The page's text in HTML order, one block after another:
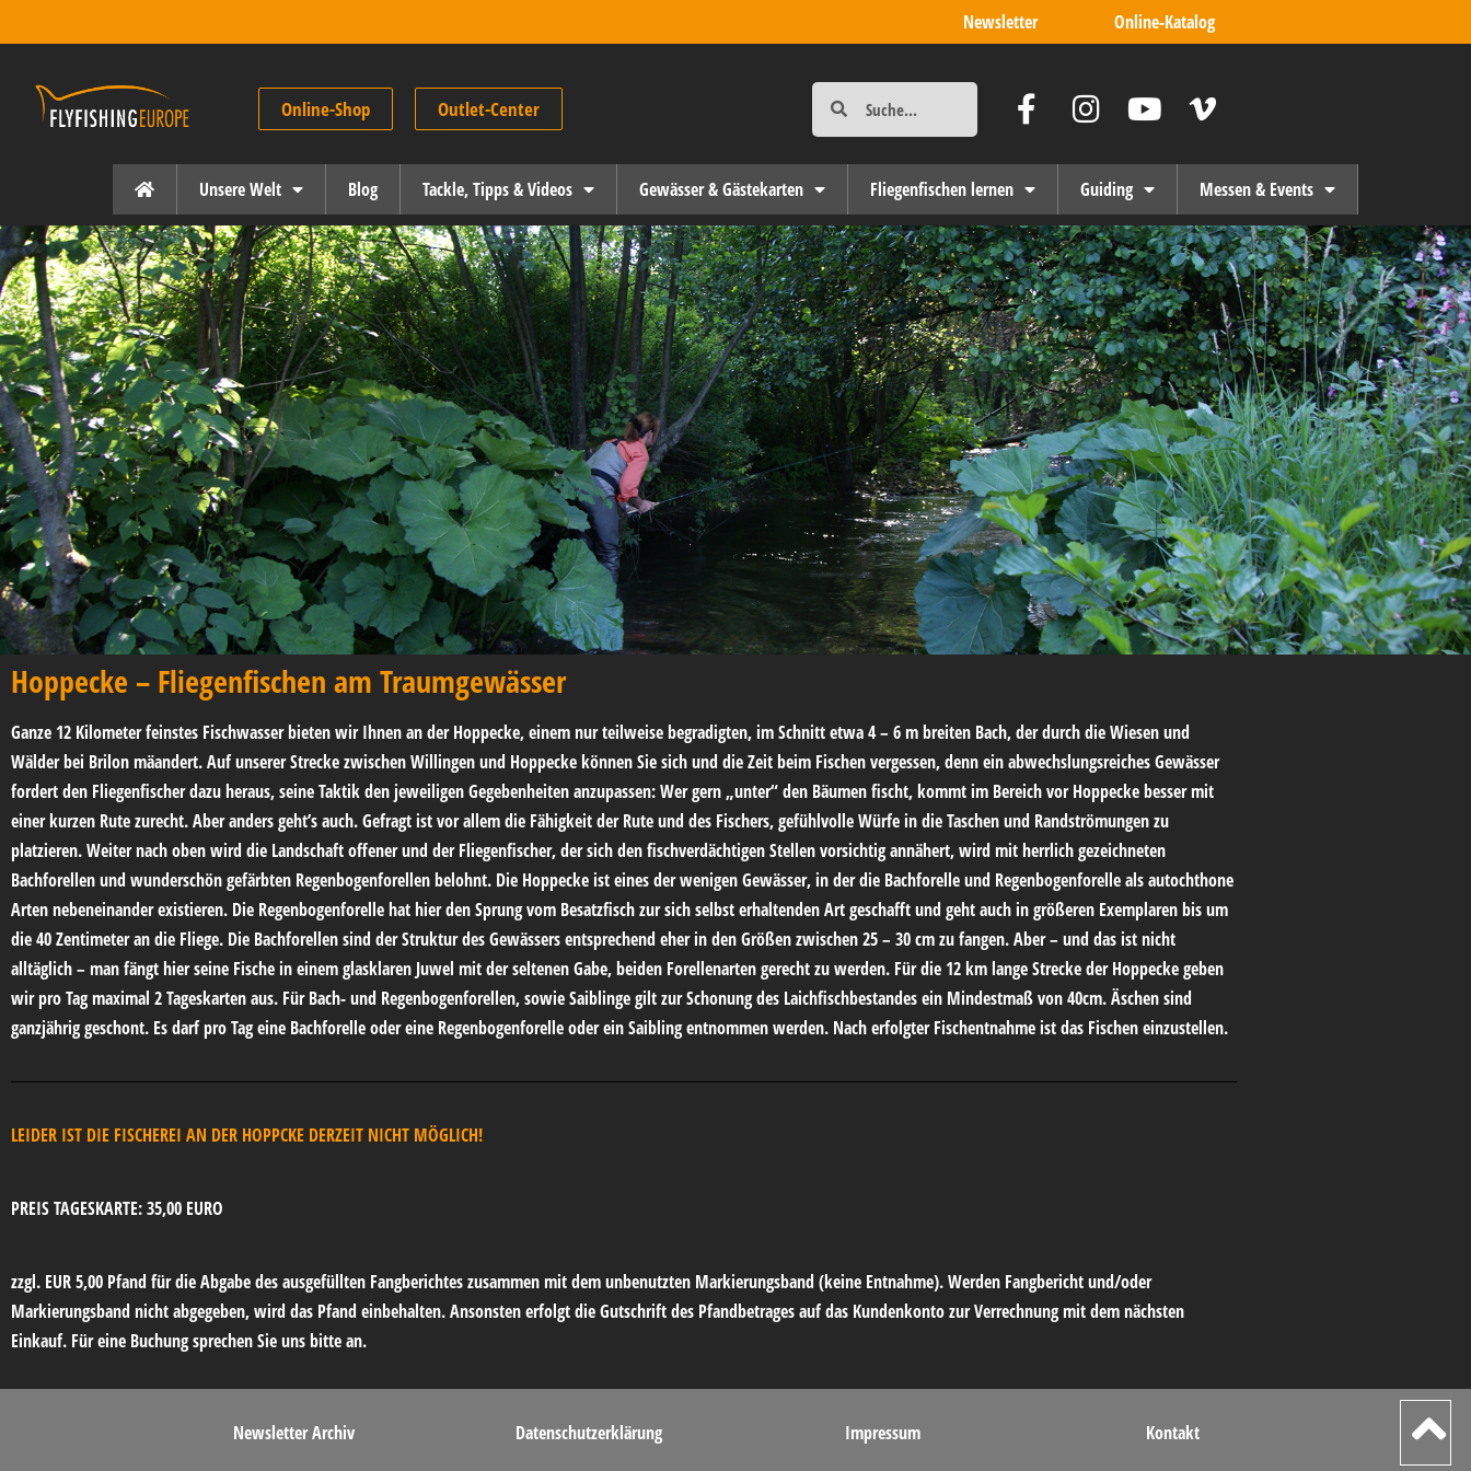
Newsletter Online-Katalog
Online-Shop Outlet-Center
Unsere Welt Blog Tackle, Tipps & Videos Gewässer & Gästekarten Fliegenfischen lernen Guiding Messen & Events
Hoppecke – Fliegenfischen am Traumgewässer
Ganze 12 Kilometer feinstes Fischwasser bieten wir Ihnen an der Hoppecke, einem nur teilweise begradigten, im Schnitt etwa 4 – 6 m breiten Bach, der durch die Wiesen und
Wälder bei Brilon mäandert. Auf unserer Strecke zwischen Willingen und Hoppecke können Sie sich und die Zeit beim Fischen vergessen, denn ein abwechslungsreiches Gewässer
fordert den Fliegenfischer dazu heraus, seine Taktik den jeweiligen Gegebenheiten anzupassen: Wer gern „unter“ den Bäumen fischt, kommt im Bereich vor Hoppecke besser mit
einer kurzen Rute zurecht. Aber anders geht’s auch. Gefragt ist vor allem die Fähigkeit der Rute und des Fischers, gefühlvolle Würfe in die Taschen und Randströmungen zu
platzieren. Weiter nach oben wird die Landschaft offener und der Fliegenfischer, der sich den fischverdächtigen Stellen vorsichtig annähert, wird mit herrlich gezeichneten
Bachforellen und wunderschön gefärbten Regenbogenforellen belohnt. Die Hoppecke ist eines der wenigen Gewässer, in der die Bachforelle und Regenbogenforelle als autochthone
Arten nebeneinander existieren. Die Regenbogenforelle hat hier den Sprung vom Besatzfisch zur sich selbst erhaltenden Art geschafft und geht auch in größeren Exemplaren bis um
die 40 Zentimeter an die Fliege. Die Bachforellen sind der Struktur des Gewässers entsprechend eher in den Größen zwischen 25 – 30 cm zu fangen. Aber – und das ist nicht
alltäglich – man fängt hier seine Fische in einem glasklaren Juwel mit der seltenen Gabe, beiden Forellenarten gerecht zu werden. Für die 12 km lange Strecke der Hoppecke geben
wir pro Tag maximal 2 Tageskarten aus. Für Bach- und Regenbogenforellen, sowie Saiblinge gilt zur Schonung des Laichfischbestandes ein Mindestmaß von 40cm. Äschen sind
ganzjährig geschont. Es darf pro Tag eine Bachforelle oder eine Regenbogenforelle oder ein Saibling entnommen werden. Nach erfolgter Fischentnahme ist das Fischen einzustellen.
LEIDER IST DIE FISCHEREI AN DER HOPPCKE DERZEIT NICHT MÖGLICH!
PREIS TAGESKARTE: 35,00 EURO
zzgl. EUR 5,00 Pfand für die Abgabe des ausgefüllten Fangberichtes zusammen mit dem unbenutzten Markierungsband (keine Entnahme). Werden Fangbericht und/oder
Markierungsband nicht abgegeben, wird das Pfand einbehalten. Ansonsten erfolgt die Gutschrift des Pfandbetrages auf das Kundenkonto zur Verrechnung mit dem nächsten
Einkauf. Für eine Buchung sprechen Sie uns bitte an.
Newsletter Archiv Datenschutzerklärung Impressum Kontakt